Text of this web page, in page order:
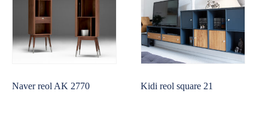
Naver reol AK 2770 Kidi reol square 21